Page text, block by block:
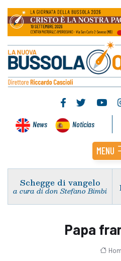
News Noticias
MENU
Schegge di vangelo
a cura di don Stefano Bimbi
Papa